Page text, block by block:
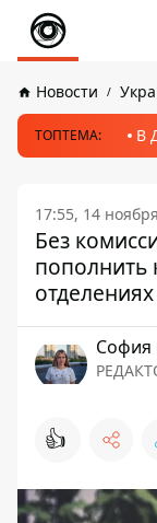
Новости
ТОПТЕМА: В
17:55, 14
Без
пополнить
София
👍